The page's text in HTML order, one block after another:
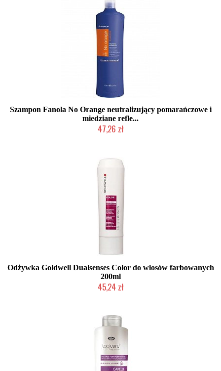
Szampon Fanola No Orange neutralizujący pomarańczowe i
miedziane refle...
47,26 zł
Odżywka Goldwell Dualsenses Color do włosów farbowanych
200ml
45,24 zł